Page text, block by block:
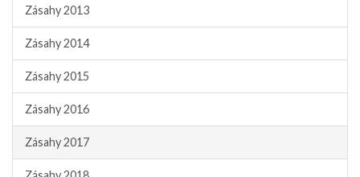
Zásahy 2013
Zásahy 2014
Zásahy 2015
Zásahy 2016
Zásahy 2017